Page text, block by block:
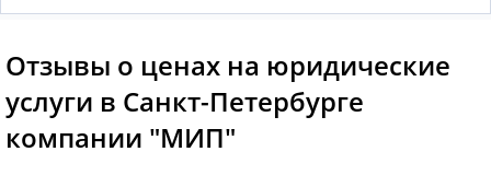
Отзывы о ценах на юридические
услуги в Санкт-Петербурге
компании "МИП"